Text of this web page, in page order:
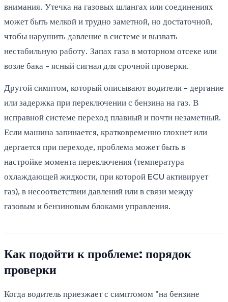
внимания. Утечка на газовых шлангах или соединениях
может быть мелкой и трудно заметной, но достаточной,
чтобы нарушить давление в системе и вызвать
нестабильную работу. Запах газа в моторном отсеке или
возле бака - ясный сигнал для срочной проверки.
Другой симптом, который описывают водители - дергание
или задержка при переключении с бензина на газ. В
исправной системе переход плавный и почти незаметный.
Если машина запинается, кратковременно глохнет или
дергается при переходе, проблема может быть в
настройке момента переключения (температура
охлаждающей жидкости, при которой ECU активирует
газ), в несоответствии давлений или в связи между
газовым и бензиновым блоками управления.
Как подойти к проблеме: порядок
проверки
Когда водитель приезжает с симптомом "на бензине